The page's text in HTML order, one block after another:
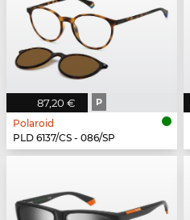
87,20 € P
Polaroid
PLD 6137/CS - 086/SP